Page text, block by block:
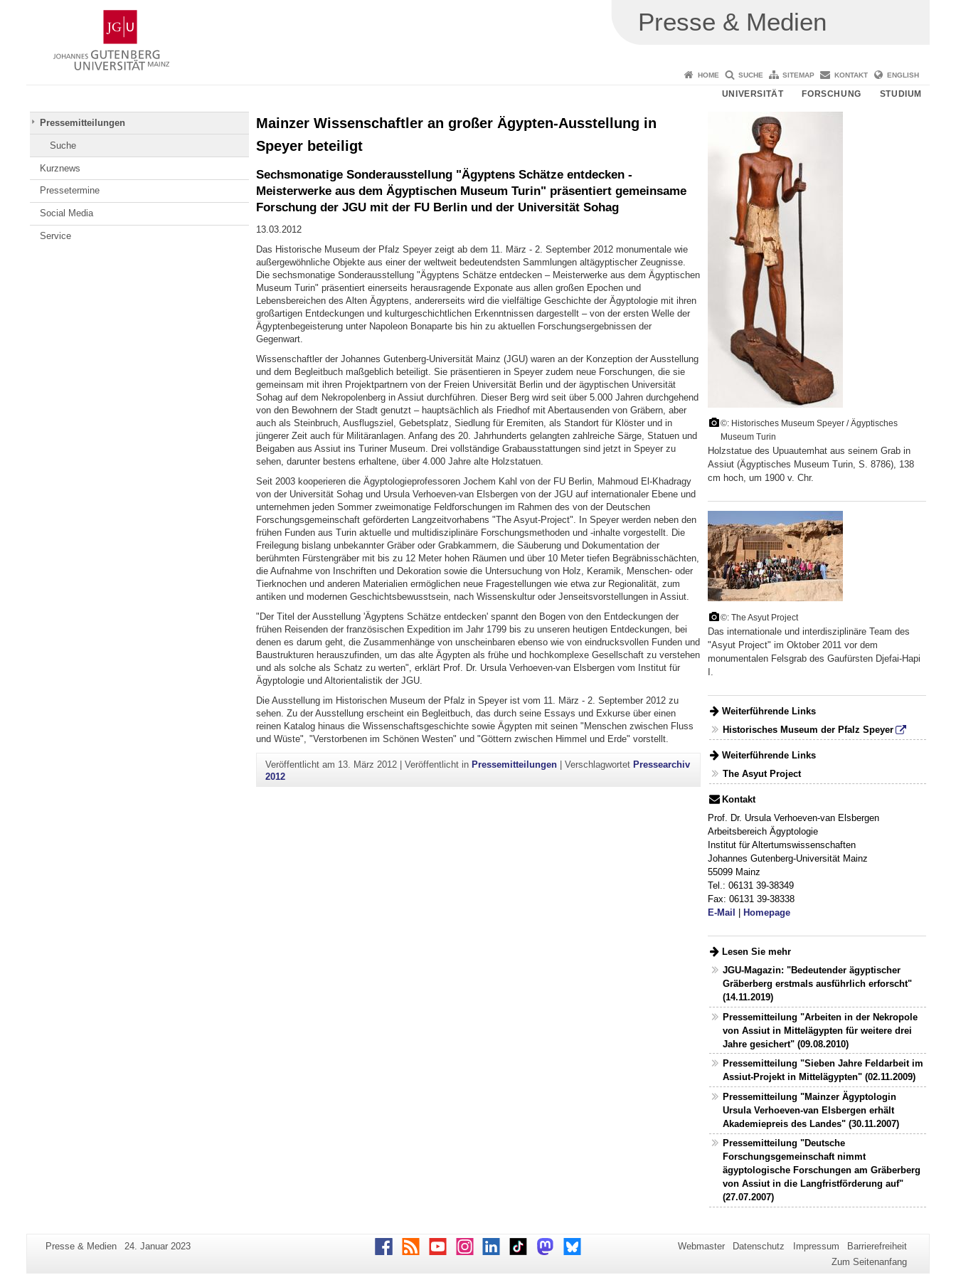
Gutenberg-
Universität
Mainz
Presse & Medien
HOME SUCHE SITEMAP KONTAKT ENGLISH
UNIVERSITÄT FORSCHUNG STUDIUM
Pressemitteilungen
Suche
Kurznews
Pressetermine
Social Media
Service
Mainzer Wissenschaftler an großer Ägypten-Ausstellung in
Speyer beteiligt
Sechsmonatige Sonderausstellung "Ägyptens Schätze entdecken -
Meisterwerke aus dem Ägyptischen Museum Turin" präsentiert gemeinsame
Forschung der JGU mit der FU Berlin und der Universität Sohag
13.03.2012
Das Historische Museum der Pfalz Speyer zeigt ab dem 11. März - 2. September 2012 monumentale wie
außergewöhnliche Objekte aus einer der weltweit bedeutendsten Sammlungen altägyptischer Zeugnisse.
Die sechsmonatige Sonderausstellung "Ägyptens Schätze entdecken – Meisterwerke aus dem Ägyptischen
Museum Turin" präsentiert einerseits herausragende Exponate aus allen großen Epochen und
Lebensbereichen des Alten Ägyptens, andererseits wird die vielfältige Geschichte der Ägyptologie mit ihren
großartigen Entdeckungen und kulturgeschichtlichen Erkenntnissen dargestellt – von der ersten Welle der
Ägyptenbegeisterung unter Napoleon Bonaparte bis hin zu aktuellen Forschungsergebnissen der
Gegenwart.
Wissenschaftler der Johannes Gutenberg-Universität Mainz (JGU) waren an der Konzeption der Ausstellung
und dem Begleitbuch maßgeblich beteiligt. Sie präsentieren in Speyer zudem neue Forschungen, die sie
gemeinsam mit ihren Projektpartnern von der Freien Universität Berlin und der ägyptischen Universität
Sohag auf dem Nekropolenberg in Assiut durchführen. Dieser Berg wird seit über 5.000 Jahren durchgehend
von den Bewohnern der Stadt genutzt – hauptsächlich als Friedhof mit Abertausenden von Gräbern, aber
auch als Steinbruch, Ausflugsziel, Gebetsplatz, Siedlung für Eremiten, als Standort für Klöster und in
jüngerer Zeit auch für Militäranlagen. Anfang des 20. Jahrhunderts gelangten zahlreiche Särge, Statuen und
Beigaben aus Assiut ins Turiner Museum. Drei vollständige Grabausstattungen sind jetzt in Speyer zu
sehen, darunter bestens erhaltene, über 4.000 Jahre alte Holzstatuen.
Seit 2003 kooperieren die Ägyptologieprofessoren Jochem Kahl von der FU Berlin, Mahmoud El-Khadragy
von der Universität Sohag und Ursula Verhoeven-van Elsbergen von der JGU auf internationaler Ebene und
unternehmen jeden Sommer zweimonatige Feldforschungen im Rahmen des von der Deutschen
Forschungsgemeinschaft geförderten Langzeitvorhabens "The Asyut-Project". In Speyer werden neben den
frühen Funden aus Turin aktuelle und multidisziplinäre Forschungsmethoden und -inhalte vorgestellt. Die
Freilegung bislang unbekannter Gräber oder Grabkammern, die Säuberung und Dokumentation der
berühmten Fürstengräber mit bis zu 12 Meter hohen Räumen und über 10 Meter tiefen Begräbnisschächten,
die Aufnahme von Inschriften und Dekoration sowie die Untersuchung von Holz, Keramik, Menschen- oder
Tierknochen und anderen Materialien ermöglichen neue Fragestellungen wie etwa zur Regionalität, zum
antiken und modernen Geschichtsbewusstsein, nach Wissenskultur oder Jenseitsvorstellungen in Assiut.
"Der Titel der Ausstellung 'Ägyptens Schätze entdecken' spannt den Bogen von den Entdeckungen der
frühen Reisenden der französischen Expedition im Jahr 1799 bis zu unseren heutigen Entdeckungen, bei
denen es darum geht, die Zusammenhänge von unscheinbaren ebenso wie von eindrucksvollen Funden und
Baustrukturen herauszufinden, um das alte Ägypten als frühe und hochkomplexe Gesellschaft zu verstehen
und als solche als Schatz zu werten", erklärt Prof. Dr. Ursula Verhoeven-van Elsbergen vom Institut für
Ägyptologie und Altorientalistik der JGU.
Die Ausstellung im Historischen Museum der Pfalz in Speyer ist vom 11. März - 2. September 2012 zu
sehen. Zu der Ausstellung erscheint ein Begleitbuch, das durch seine Essays und Exkurse über einen
reinen Katalog hinaus die Wissenschaftsgeschichte sowie Ägypten mit seinen "Menschen zwischen Fluss
und Wüste", "Verstorbenen im Schönen Westen" und "Göttern zwischen Himmel und Erde" vorstellt.
Veröffentlicht am 13. März 2012 |Veröffentlicht in Pressemitteilungen |Verschlagwortet Pressearchiv
2012
©: Historisches Museum Speyer / Ägyptisches
Museum Turin
Holzstatue des Upuautemhat aus seinem Grab in
Assiut (Ägyptisches Museum Turin, S. 8786), 138
cm hoch, um 1900 v. Chr.
©: The Asyut Project
Das internationale und interdisziplinäre Team des
"Asyut Project" im Oktober 2011 vor dem
monumentalen Felsgrab des Gaufürsten Djefai-Hapi
Weiterführende Links
Historisches Museum der Pfalz Speyer
Weiterführende Links
The Asyut Project
Kontakt
Prof. Dr. Ursula Verhoeven-van Elsbergen
Arbeitsbereich Ägyptologie
Institut für Altertumswissenschaften
Johannes Gutenberg-Universität Mainz
55099 Mainz
Tel.: 06131 39-38349
Fax: 06131 39-38338
E-Mail
Homepage
Lesen Sie mehr
JGU-Magazin: "Bedeutender ägyptischer
Gräberberg erstmals ausführlich erforscht"
(14.11.2019)
Pressemitteilung "Arbeiten in der Nekropole
von Assiut in Mittelägypten für weitere drei
Jahre gesichert" (09.08.2010)
Pressemitteilung "Sieben Jahre Feldarbeit im
Assiut-Projekt in Mittelägypten" (02.11.2009)
Pressemitteilung "Mainzer Ägyptologin
Ursula Verhoeven-van Elsbergen erhält
Akademiepreis des Landes" (30.11.2007)
Pressemitteilung "Deutsche
Forschungsgemeinschaft nimmt
ägyptologische Forschungen am Gräberberg
von Assiut in die Langfristförderung auf"
(27.07.2007)
Zusätzliche
Seiten-
Presse & Medien
Letzte
24. Januar 2023 Facebook
RSS YoutubeInstagram
LinkedInTikTokMastodonBluesky Webmaster Datenschutz Impressum
Barrierefreiheit
Zum Seitenanfang